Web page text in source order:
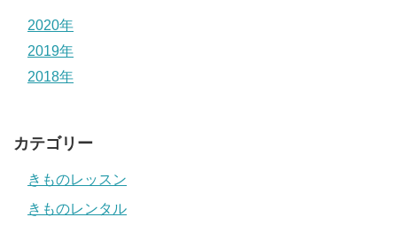
2020年
2019年
2018年
カテゴリー
きものレッスン
きものレンタル